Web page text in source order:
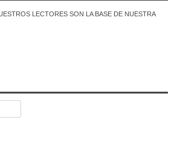
LECTORES SON LA BASE DE NUESTRA